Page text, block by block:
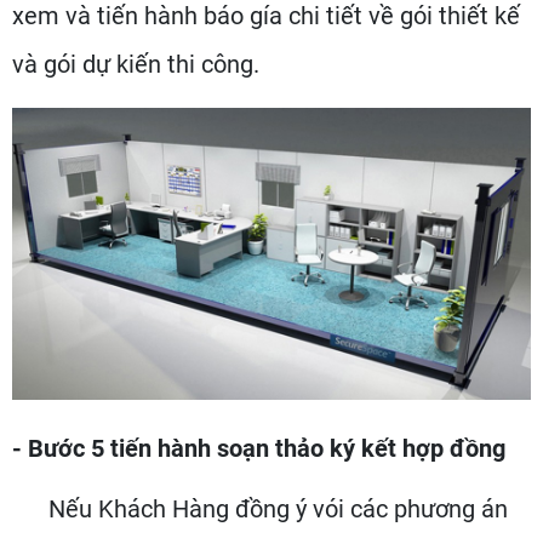
xem và tiến hành báo gía chi tiết về gói thiết kế
và gói dự kiến thi công.
- Bước 5 tiến hành soạn thảo ký kết hợp đồng
Nếu Khách Hàng đồng ý vói các phương án